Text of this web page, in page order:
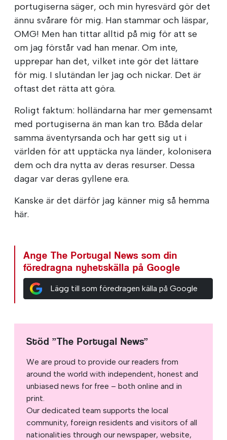
portugiserna säger, och min hyresvärd gör det
ännu svårare för mig. Han stammar och läspar,
OMG! Men han tittar alltid på mig för att se
om jag förstår vad han menar. Om inte,
upprepar han det, vilket inte gör det lättare
för mig. I slutändan ler jag och nickar. Det är
oftast det rätta att göra.
Roligt faktum: holländarna har mer gemensamt
med portugiserna än man kan tro. Båda delar
samma äventyrsanda och har gett sig ut i
världen för att upptäcka nya länder, kolonisera
dem och dra nytta av deras resurser. Dessa
dagar var deras gyllene era.
Kanske är det därför jag känner mig så hemma
här.
Ange The Portugal News som din
föredragna nyhetskälla på Google
Lägg till som föredragen källa på Google
Stöd ”The Portugal News”
We are proud to provide our readers from
around the world with independent, honest and
unbiased news for free – both online and in
print.
Our dedicated team supports the local
community, foreign residents and visitors of all
nationalities through our newspaper, website,